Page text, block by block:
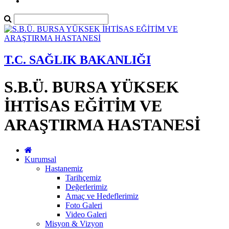
T.C. SAĞLIK BAKANLIĞI
S.B.Ü. BURSA YÜKSEK
İHTİSAS EĞİTİM VE
ARAŞTIRMA HASTANESİ
Kurumsal
Hastanemiz
Tarihçemiz
Değerlerimiz
Amaç ve Hedeflerimiz
Foto Galeri
Video Galeri
Misyon & Vizyon